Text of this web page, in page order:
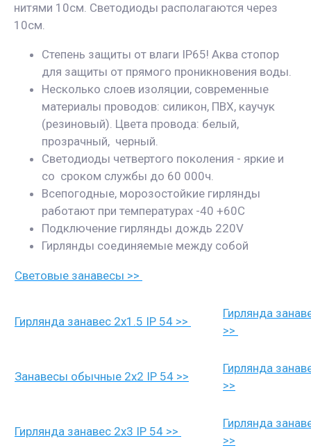
нитями 10см. Светодиоды располагаются через
10см.
Степень защиты от влаги IP65! Аква стопор
для защиты от прямого проникновения воды.
Несколько слоев изоляции, современные
материалы проводов: силикон, ПВХ, каучук
(резиновый). Цвета провода: белый,
прозрачный, черный.
Светодиоды четвертого поколения - яркие и
со сроком службы до 60 000ч.
Всепогодные, морозостойкие гирлянды
работают при температурах -40 +60С
Подключение гирлянды дождь 220V
Гирлянды соединяемые между собой
Световые занавесы >>
Гирлянда занавес 2x1.5 IP 54 >>
Гирлянда
>>
Занавесы обычные 2x2 IP 54 >>
Гирлянда
>>
Гирлянда занавес 2x3 IP 54 >>
Гирлянда
>>